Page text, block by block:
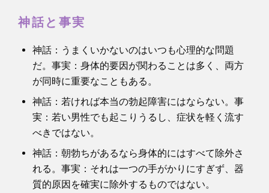
神話と事実
神話：うまくいかないのはいつも心理的な問題
だ。事実：身体的要因が関わることは多く、両方
が同時に重要なこともある。
神話：若ければ本当の勃起障害にはならない。事
実：若い男性でも起こりうるし、症状を軽く流す
べきではない。
神話：朝勃ちがあるなら身体的にはすべて除外さ
れる。事実：それは一つの手がかりにすぎず、器
質的原因を確実に除外するものではない。